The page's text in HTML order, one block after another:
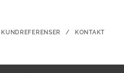
KUNDREFERENSER KONTAKT